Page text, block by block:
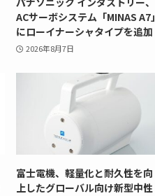
ACサーボシステム「MINAS A7」
にローイナーシャタイプを追加
2026年8月7日
富士電機、軽量化と耐久性を向
上したグローバル向け新型中性